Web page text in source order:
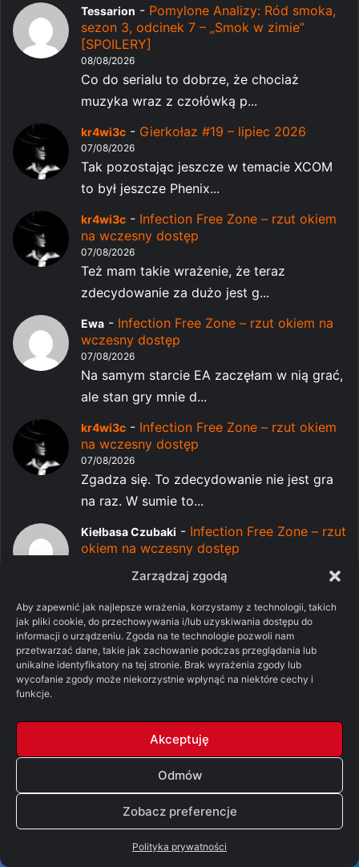
Zarządzaj zgodą
Aby zapewnić jak najlepsze wrażenia, korzystamy z technologii, takich
jak pliki cookie, do przechowywania i/lub uzyskiwania dostępu do
informacji o urządzeniu. Zgoda na te technologie pozwoli nam
przetwarzać dane, takie jak zachowanie podczas przeglądania lub
unikalne identyfikatory na tej stronie. Brak wyrażenia zgody lub
wycofanie zgody może niekorzystnie wpłynąć na niektóre cechy i
funkcje.
Akceptuję
Odmów
Zobacz preferencje
Polityka prywatności
Tessarion - Pomylone Analizy: Ród smoka,
sezon 3, odcinek 7 – „Smok w zimie”
[SPOILERY]
08/08/2026
Co do serialu to dobrze, że chociaż
muzyka wraz z czołówką p...
kr4wi3c - Gierkołaz #19 – lipiec 2026
07/08/2026
Tak pozostając jeszcze w temacie XCOM
to był jeszcze Phenix...
kr4wi3c - Infection Free Zone – rzut okiem
na wczesny dostęp
07/08/2026
Też mam takie wrażenie, że teraz
zdecydowanie za dużo jest g...
Ewa - Infection Free Zone – rzut okiem na
wczesny dostęp
07/08/2026
Na samym starcie EA zaczęłam w nią grać,
ale stan gry mnie d...
kr4wi3c - Infection Free Zone – rzut okiem
na wczesny dostęp
07/08/2026
Zgadza się. To zdecydowanie nie jest gra
na raz. W sumie to...
Kiełbasa Czubaki - Infection Free Zone – rzut
okiem na wczesny dostęp
Wydaje sie ciekawe, ale jednocześnie mam
wrażenie, ze to gra...
lolo -Pomylone Analizy: Ród smoka, sezon
3, odcinek 7 – „Smok w zimie” [SPOILERY]
06/08/2026
Tego nie pamiętałem, bo Lady Arryn jest
Pomylone Analizy: Ród smoka,
sezon 3, odcinek 7 – „Smok w zimie”
06/08/2026
Niby tak, ale z drugiej strony porodu nie
przeżyła, więc moż...